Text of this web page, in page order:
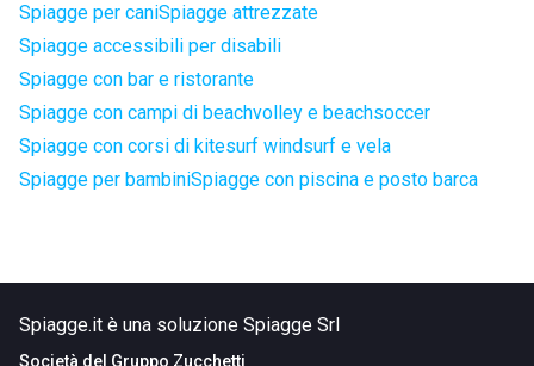
Spiagge per caniSpiagge attrezzate
Spiagge accessibili per disabili
Spiagge con bar e ristorante
Spiagge con campi di beachvolley e beachsoccer
Spiagge con corsi di kitesurf windsurf e vela
Spiagge per bambiniSpiagge con piscina e posto barca
Spiagge.it è una soluzione Spiagge Srl
Società del Gruppo Zucchetti